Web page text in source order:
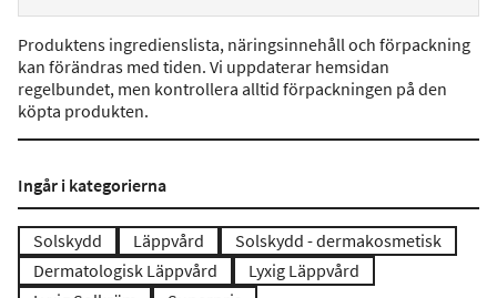
Produktens ingredienslista, näringsinnehåll och förpackning
kan förändras med tiden. Vi uppdaterar hemsidan
regelbundet, men kontrollera alltid förpackningen på den
köpta produkten.
Ingår i kategorierna
Solskydd Läppvård
Solskydd - dermakosmetisk
Dermatologisk Läppvård
Lyxig Läppvård